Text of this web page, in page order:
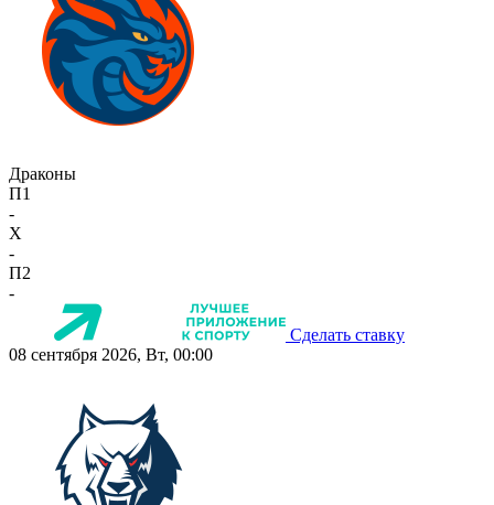
Драконы
П1
-
X
-
П2
-
Сделать ставку
08 сентября 2026, Вт, 00:00